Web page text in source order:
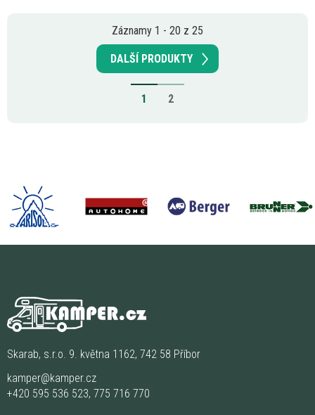
Záznamy 1 - 20 z 25
DALŠÍ PRODUKTY
1 2
Skarab, s.r.o. 9. května 1162, 742 58 Příbor
kamper@kamper.cz
+420 595 536 523, 775 716 770